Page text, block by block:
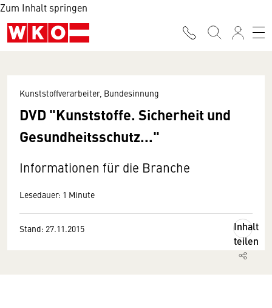
Zum Inhalt springen
Kunststoffverarbeiter, Bundesinnung
DVD "Kunststoffe. Sicherheit und
Gesundheitsschutz..."
Informationen für die Branche
Lesedauer: 1 Minute
Stand: 27.11.2015
Inhalt
teilen